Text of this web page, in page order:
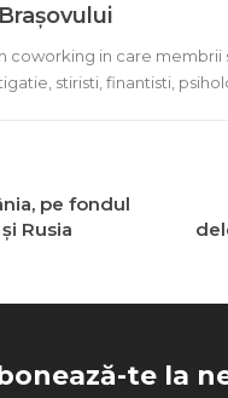
coworking in care
stiristi, finantisti,
pe fondul
Rusia
te la